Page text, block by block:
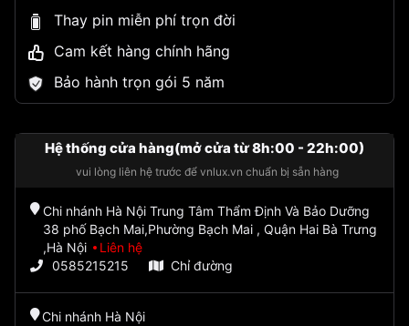
Thay pin miễn phí trọn đời
Cam kết hàng chính hãng
Bảo hành trọn gói 5 năm
Hệ thống cửa hàng(mở cửa từ 8h:00 - 22h:00)
vui lòng liên hệ trước để vnlux.vn chuẩn bị sẵn hàng
Chi nhánh Hà Nội Trung Tâm Thẩm Định Và Bảo Dưỡng
38 phố Bạch Mai,Phường Bạch Mai , Quận Hai Bà Trưng
,Hà Nội
Liên hệ
0585215215
Chỉ đường
Chi nhánh Hà Nội